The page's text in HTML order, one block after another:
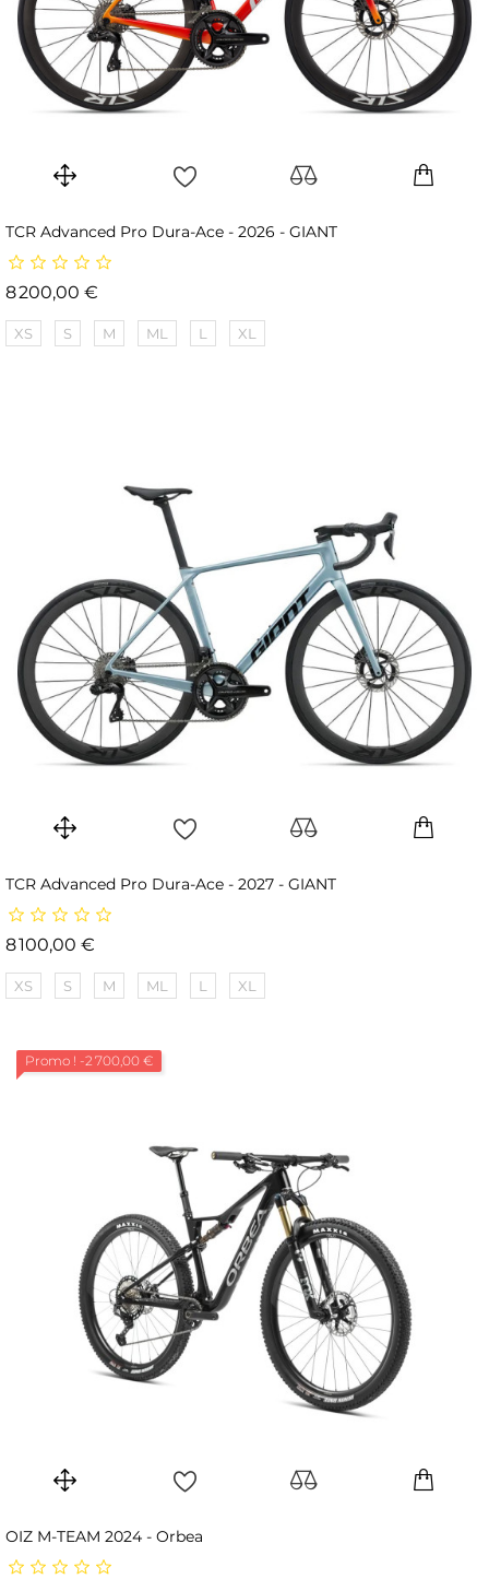
TCR Advanced Pro Dura-Ace - 2026 - GIANT
8 200,00 €
XS S M ML L XL
TCR Advanced Pro Dura-Ace - 2027 - GIANT
8 100,00 €
XS S M ML L XL
Promo ! -2 700,00 €
OIZ M-TEAM 2024 - Orbea